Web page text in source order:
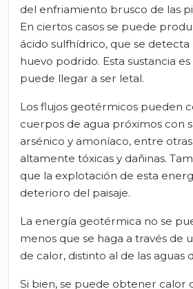
del enfriamiento brusco de las
En ciertos casos se puede
ácido sulfhídrico, que se
huevo podrido. Esta sustancia
puede llegar a ser letal.
Los flujos geotérmicos pueden
cuerpos de agua próximos con
arsénico y amoníaco, entre
altamente tóxicas y dañinas.
que la explotación de esta
deterioro del paisaje.
La energía geotérmica no se
menos que se haga a través de
de calor, distinto al de las aguas
Si bien, se puede obtener calor